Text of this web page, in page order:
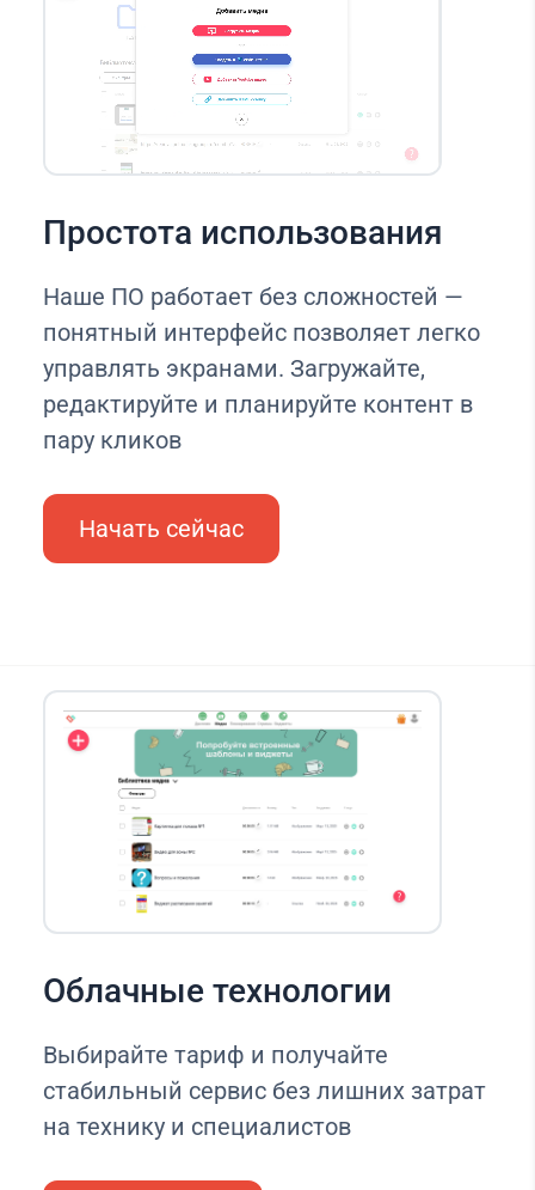
Простота использования
Наше ПО работает без сложностей —
понятный интерфейс позволяет легко
управлять экранами. Загружайте,
редактируйте и планируйте контент в
пару кликов
Начать сейчас
Облачные технологии
Выбирайте тариф и получайте
стабильный сервис без лишних затрат
на технику и специалистов